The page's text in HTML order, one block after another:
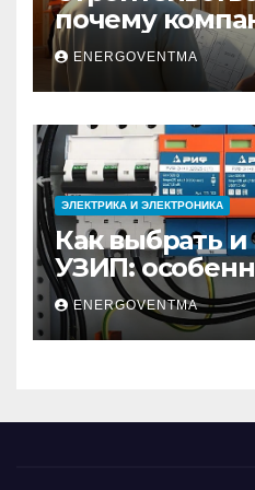
почему
цикла
ENERGOVENTMA
ЭЛЕКТРИКА И ЭЛЕКТРОНИКА
Как выбрать и
УЗИП:
устройств
импульсных
ENERGOVENTMA